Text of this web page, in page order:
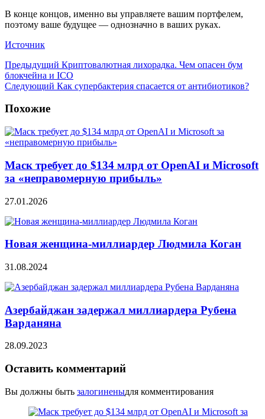
В конце концов, именно вы управляете вашим портфелем,
поэтому ваше будущее — однозначно в ваших руках.
Источник
Предыдущий Криптовалютная лихорадка. Чем опасен бум
блокчейна и ICO
Следующий Как супербактерия спасается от антибиотиков?
Похожие
Маск требует до $134 млрд от OpenAI и Microsoft
за «неправомерную прибыль»
27.01.2026
Новая женщина-миллиардер Людмила Коган
31.08.2024
Азербайджан задержал миллиардера Рубена
Варданяна
28.09.2023
Оставить комментарий
Вы должны быть залогиненыдля комментирования